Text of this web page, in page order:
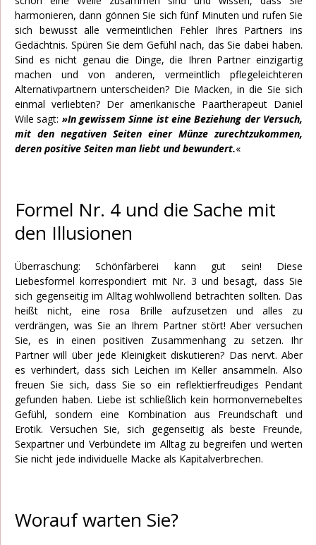
harmonieren, dann gönnen Sie sich fünf Minuten und rufen Sie
sich bewusst alle vermeintlichen Fehler Ihres Partners ins
Gedächtnis. Spüren Sie dem Gefühl nach, das Sie dabei haben.
Sind es nicht genau die Dinge, die Ihren Partner einzigartig
machen und von anderen, vermeintlich pflegeleichteren
Alternativpartnern unterscheiden? Die Macken, in die Sie sich
einmal verliebten? Der amerikanische Paartherapeut Daniel
Wile sagt: »In gewissem Sinne ist eine Beziehung der Versuch,
mit den negativen Seiten einer Münze zurechtzukommen,
deren positive Seiten man liebt und bewundert.«
Formel Nr. 4 und die Sache mit
den Illusionen
Überraschung: Schönfärberei kann gut sein! Diese
Liebesformel korrespondiert mit Nr. 3 und besagt, dass Sie
sich gegenseitig im Alltag wohlwollend betrachten sollten. Das
heißt nicht, eine rosa Brille aufzusetzen und alles zu
verdrängen, was Sie an Ihrem Partner stört! Aber versuchen
Sie, es in einen positiven Zusammenhang zu setzen. Ihr
Partner will über jede Kleinigkeit diskutieren? Das nervt. Aber
es verhindert, dass sich Leichen im Keller ansammeln. Also
freuen Sie sich, dass Sie so ein reflektierfreudiges Pendant
gefunden haben. Liebe ist schließlich kein hormonvernebeltes
Gefühl, sondern eine Kombination aus Freundschaft und
Erotik. Versuchen Sie, sich gegenseitig als beste Freunde,
Sexpartner und Verbündete im Alltag zu begreifen und werten
Sie nicht jede individuelle Macke als Kapitalverbrechen.
Worauf warten Sie?